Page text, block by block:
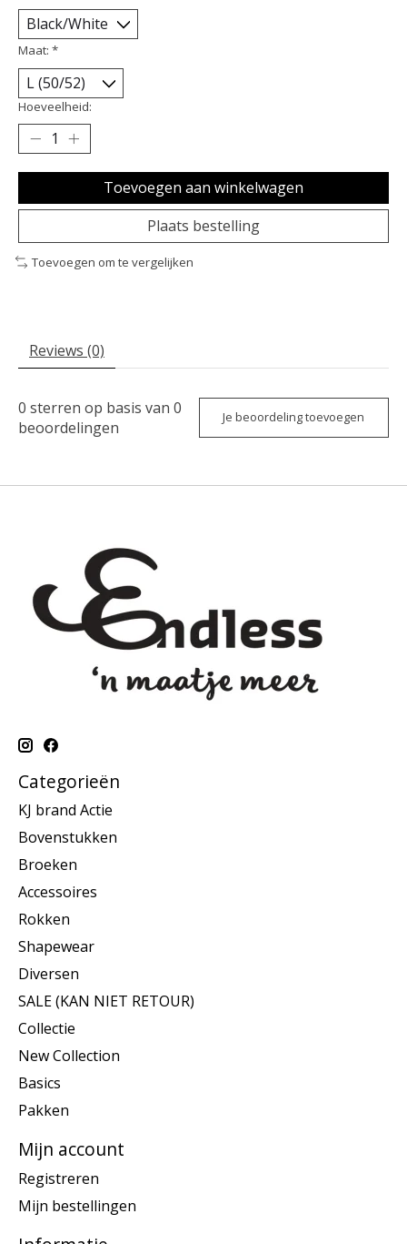
Maat: *
Hoeveelheid:
Toevoegen aan winkelwagen
Plaats bestelling
Toevoegen om te vergelijken
Reviews (0)
0 sterren op basis van 0
beoordelingen
Je beoordeling toevoegen
Categorieën
KJ brand Actie
Bovenstukken
Broeken
Accessoires
Rokken
Shapewear
Diversen
SALE (KAN NIET RETOUR)
Collectie
New Collection
Basics
Pakken
Mijn account
Registreren
Mijn bestellingen